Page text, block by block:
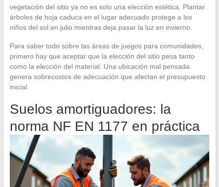
vegetación del sitio ya no es solo una elección estética. Plantar
árboles de hoja caduca en el lugar adecuado protege a los
niños del sol en julio mientras deja pasar la luz en invierno.
Para saber todo sobre las áreas de juegos para comunidades,
primero hay que aceptar que la elección del sitio pesa tanto
como la elección del material. Una ubicación mal pensada
genera sobrecostos de adecuación que afectan el presupuesto
inicial.
Suelos amortiguadores: la
norma NF EN 1177 en práctica